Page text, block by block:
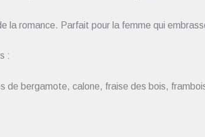
la romance. Parfait pour la femme qui
:
de bergamote, calone, fraise des bois,